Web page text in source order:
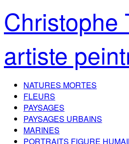
artiste
NATURES MORTES
FLEURS
PAYSAGES
PAYSAGES URBAINS
MARINES
PORTRAITS FIGURE